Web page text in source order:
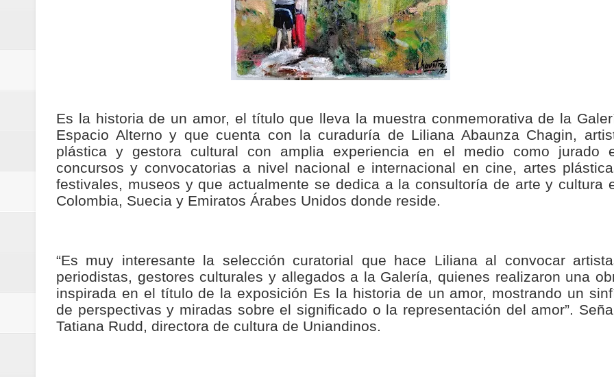
Regionetnoticias / Población vulnerable en Tuluá tendrá comedor comunitario gracias al
Regionetnoticias / Villarrica avanza hacia una ruta definitiva de reasentamiento
calle San Juan de Dios del Centro Histórico
Regionetnoticias / Pereira avanza con resultados en salud mental, innovación y paz
Regionetnoticias / Estas son las millonarias inversiones del Gobierno Matiz en el municipio de
ecoeficientes en Marquetalia
Regionetnoticias / Despliegue de seguridad sin precedentes: El Valle y la nación refuerzan
terrestre para la posesión presidencial
Es la historia de un amor, el título que lleva la muestra conmemorativa de la
Espacio Alterno y que cuenta con la curaduría de Liliana Abaunza Chagin,
plástica y gestora cultural con amplia experiencia en el medio como jurado
concursos y convocatorias a nivel nacional e internacional en cine, artes
festivales, museos y que actualmente se dedica a la consultoría de arte y cultura
Colombia, Suecia y Emiratos Árabes Unidos donde reside.
“Es muy interesante la selección curatorial que hace Liliana al convocar
periodistas, gestores culturales y allegados a la Galería, quienes realizaron una
inspirada en el título de la exposición Es la historia de un amor, mostrando un
de perspectivas y miradas sobre el significado o la representación del amor”.
Tatiana Rudd, directora de cultura de Uniandinos.